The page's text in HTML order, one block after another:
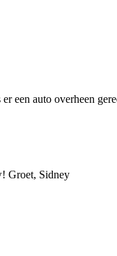
een auto overheen
Groet, Sidney